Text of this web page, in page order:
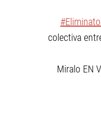
colectiva
Miralo EN